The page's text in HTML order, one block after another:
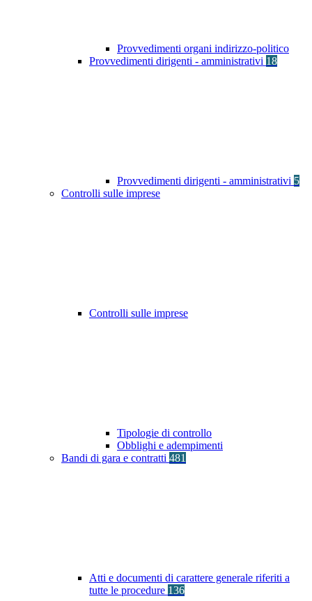
Provvedimenti organi indirizzo-politico
Provvedimenti dirigenti - amministrativi 18
Provvedimenti dirigenti - amministrativi 5
Controlli sulle imprese
Controlli sulle imprese
Tipologie di controllo
Obblighi e adempimenti
Bandi di gara e contratti 481
Atti e documenti di carattere generale riferiti a
tutte le procedure 136